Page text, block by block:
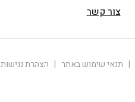
צור קשר
| תנאי שימוש באתר | הצהרת נגישות